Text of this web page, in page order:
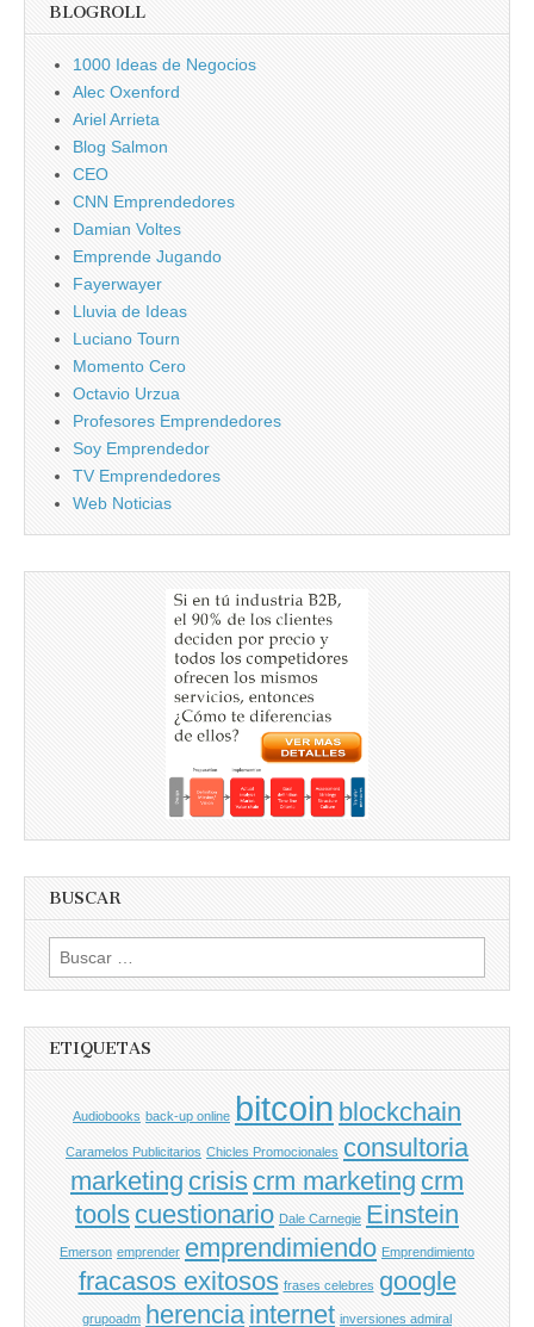
BLOGROLL
1000 Ideas de Negocios
Alec Oxenford
Ariel Arrieta
Blog Salmon
CEO
CNN Emprendedores
Damian Voltes
Emprende Jugando
Fayerwayer
Lluvia de Ideas
Luciano Tourn
Momento Cero
Octavio Urzua
Profesores Emprendedores
Soy Emprendedor
TV Emprendedores
Web Noticias
BUSCAR
Buscar
por:
ETIQUETAS
Audiobooks back-up online bitcoin blockchain
Caramelos Publicitarios Chicles Promocionales consultoria
marketing crisis crm marketing crm
tools cuestionario Dale Carnegie Einstein
Emerson emprender emprendimiendo Emprendimiento
fracasos exitosos frases celebres google
grupoadm herencia internet inversiones admiral